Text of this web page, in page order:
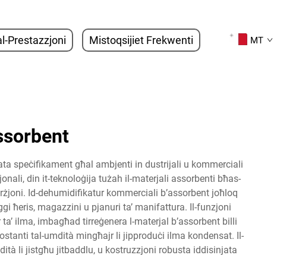
Prestazzjoni Mistoqsijiet Frekwenti MT
speċifikament għal ambjenti in dustrijali u kommerciali
din it-teknoloġija tużah il-materjali assorbenti bħas-
Id-dehumidifikatur kommerciali b’assorbent joħloq
ħeris, magazzini u pjanuri ta’ manifattura. Il-funzjoni
ilma, imbagħad tirreġenera l-materjal b’assorbent billi
tal-umdità mingħajr li jipproduċi ilma kondensat. Il-
li jistgħu jitbaddlu, u kostruzzjoni robusta iddisinjata